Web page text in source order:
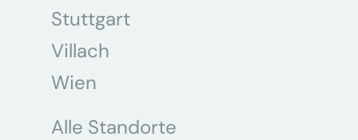
Stuttgart
Villach
Wien
Alle Standorte